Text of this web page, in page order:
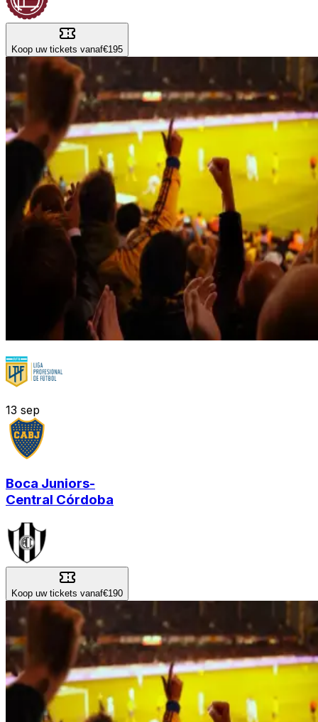
Koop uw tickets vanaf€195
13 sep
Boca Juniors-
Central Córdoba
Koop uw tickets vanaf€190